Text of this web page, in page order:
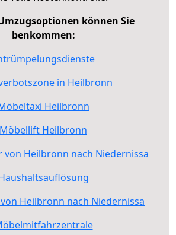
können Sie
benkommen:
in Heilbronn
Heilbronn
Möbellift Heilbronn
von Heilbronn nach Niedernissa
Heilbronn nach Niedernissa